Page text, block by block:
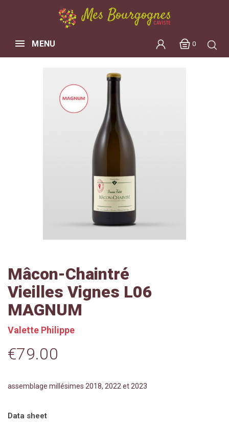
0
MENU
Mâcon-Chaintré
Vieilles Vignes L06
MAGNUM
Valette Philippe
€79.00
assemblage millésimes 2018, 2022 et 2023
Data sheet